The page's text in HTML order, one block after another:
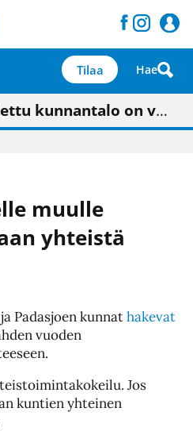
Tilaa Hae
näkyä hieman parempana painojäljen laatuna lehdessä
kunnantalo on valoisa
uudelleen keskustavisiotyön”
omavaraisemmin kuin kaupungissa"
muulle
yhteistä
Padasjoen kunnathakevat
vuoden
Jos
kuntien yhteinen